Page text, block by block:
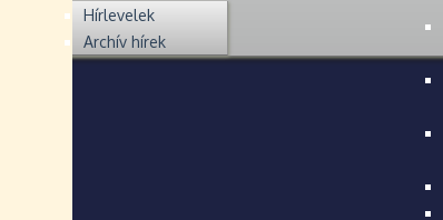
Hírlevelek
Archív hírek